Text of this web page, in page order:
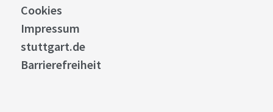
Cookies
Impressum
stuttgart.de
Barrierefreiheit